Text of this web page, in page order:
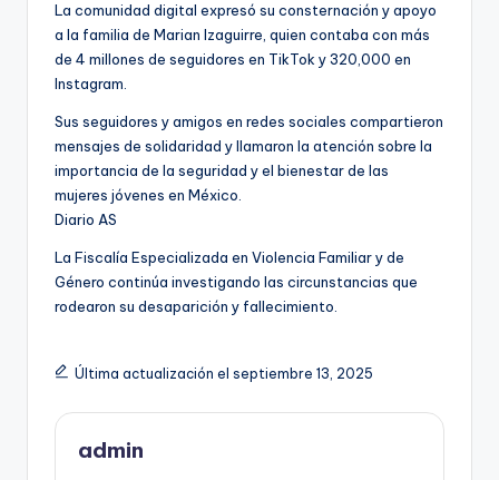
La comunidad digital expresó su consternación y apoyo
a la familia de Marian Izaguirre, quien contaba con más
de 4 millones de seguidores en TikTok y 320,000 en
Instagram.
Sus seguidores y amigos en redes sociales compartieron
mensajes de solidaridad y llamaron la atención sobre la
importancia de la seguridad y el bienestar de las
mujeres jóvenes en México.
Diario AS
La Fiscalía Especializada en Violencia Familiar y de
Género continúa investigando las circunstancias que
rodearon su desaparición y fallecimiento.
Última actualización el septiembre 13, 2025
admin